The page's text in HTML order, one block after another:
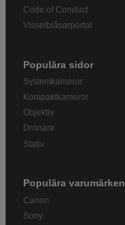
Code of Conduct
Visselblåsarportal
Populära sidor
Systemkameror
Kompaktkameror
Objektiv
Drönare
Stativ
Populära varumärken
Canon
Sony